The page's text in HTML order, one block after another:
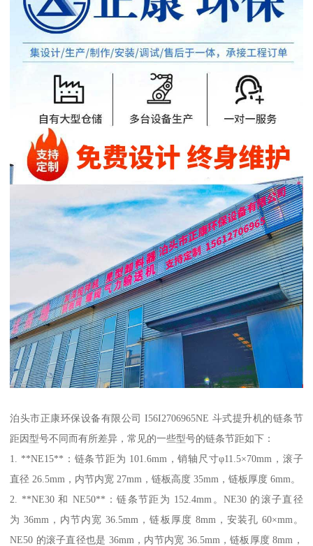
泊头市正康环保设备有限公司 I56I2706965NE 斗式提升机的链条节
距因型号不同而有所差异，常见的一些型号的链条节距如下：
1. **NE15**：链条节距为 101.6mm，销轴尺寸φ11.5×70mm，滚子
直径 26.5mm，内节内宽 27mm，链板高度 35mm，链板厚度 6mm。
2. **NE30 和 NE50**：链条节距为 152.4mm。NE30 的滚子直径
为 36mm，内节内宽 36.5mm，链板厚度 8mm，安装孔 60×mm。
NE50 的滚子直径也是 36mm，内节内宽 36.5mm，链板厚度 8mm，